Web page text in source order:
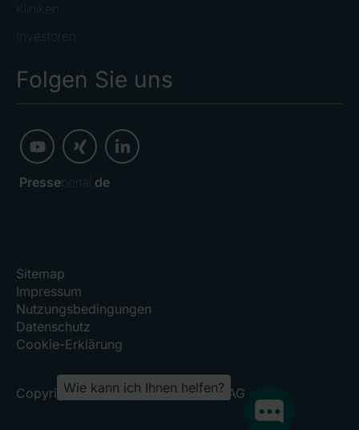
Kliniken
Investoren
Folgen Sie uns
Presseportal. de
Sitemap
Impressum
Nutzungsbedingungen
Datenschutz
Cookie-Erklärung
Copyright 2026, RHÖN-KLINIKUM AG
Wie kann ich Ihnen helfen?